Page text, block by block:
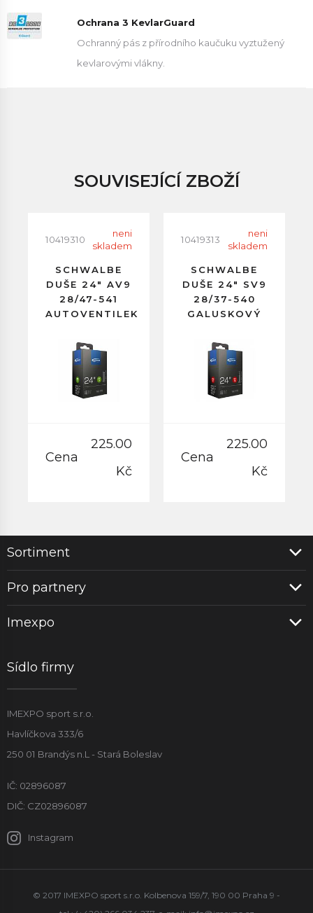
Ochrana 3 KevlarGuard
Ochranný pás z přírodního kaučuku vyztužený
kevlarovými vlákny.
SOUVISEJÍCÍ ZBOŽÍ
10419310
neni
skladem
SCHWALBE
DUŠE 24" AV9
28/47-541
AUTOVENTILEK
Cena
225.00
Kč
10419313
neni
skladem
SCHWALBE
DUŠE 24" SV9
28/37-540
GALUSKOVÝ
40MM
Cena
225.00
Kč
Sortiment
Pro partnery
Imexpo
Sídlo firmy
IMEXPO sport s.r.o.
Havlíčkova 333/6
250 01 Brandýs n.L - Stará Boleslav
IČ: 02896087
DIČ: CZ02896087
Instagram
© 2017 IMEXPO sport s.r.o. Kolbenova 159/7, 190 00 Praha 9 -